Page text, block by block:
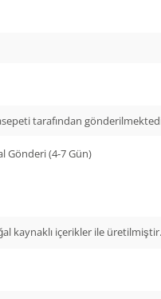
tarafından
Gönderi (4-7 Gün)
kaynaklı içerikler ile üretilmiştir.